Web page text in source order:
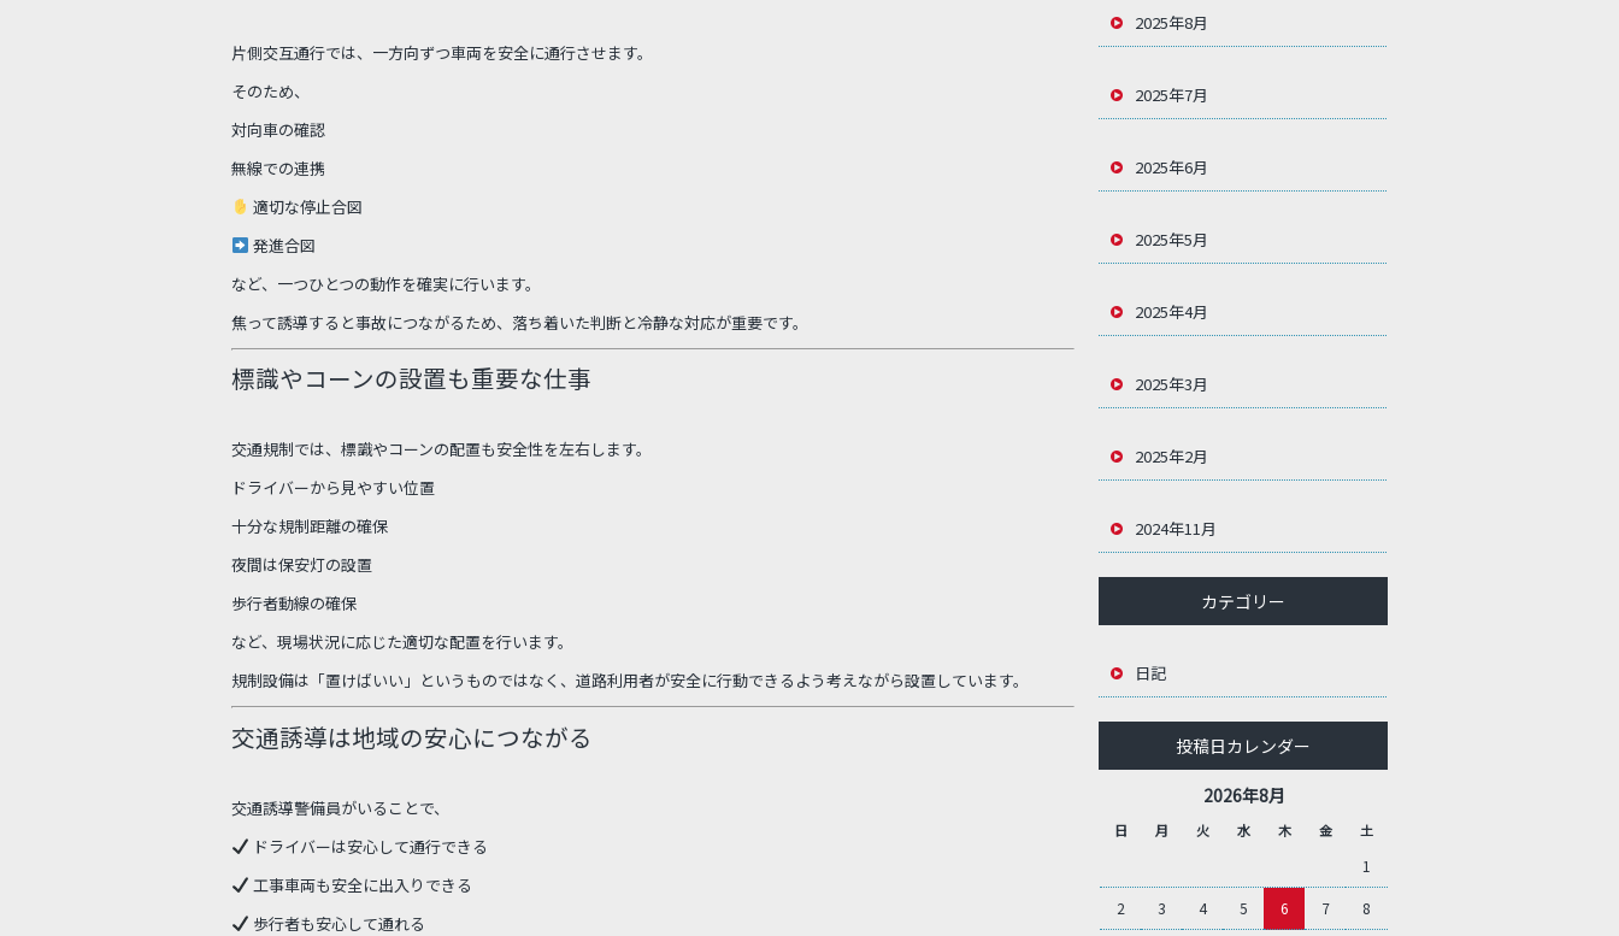
片側交互通行では、一方向ずつ車両を安全に通行させます。
そのため、
対向車の確認
無線での連携
適切な停止合図
発進合図
など、一つひとつの動作を確実に行います。
焦って誘導すると事故につながるため、落ち着いた判断と冷静な対応が重要です。
標識やコーンの設置も重要な仕事
交通規制では、標識やコーンの配置も安全性を左右します。
ドライバーから見やすい位置
十分な規制距離の確保
夜間は保安灯の設置
歩行者動線の確保
など、現場状況に応じた適切な配置を行います。
規制設備は「置けばいい」というものではなく、道路利用者が安全に行動できるよう考えながら設置しています。
交通誘導は地域の安心につながる
交通誘導警備員がいることで、
ドライバーは安心して通行できる
工事車両も安全に出入りできる
歩行者も安心して通れる
2025年8月
2025年7月
2025年6月
2025年5月
2025年4月
2025年3月
2025年2月
2024年11月
カテゴリー
日記
投稿日カレンダー
2026年8月
日 月 火 水 木 金 土
1
2 3 4 5 6 7 8